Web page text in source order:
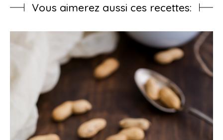
Vous aimerez aussi ces recettes: